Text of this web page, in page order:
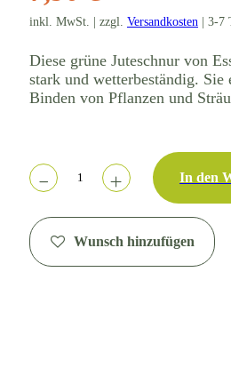
inkl. MwSt. | zzgl. Versandkosten | 3-7
Diese grüne Juteschnur von
stark und wetterbeständig. Sie
Binden von Pflanzen und
In den
Wunsch hinzufügen